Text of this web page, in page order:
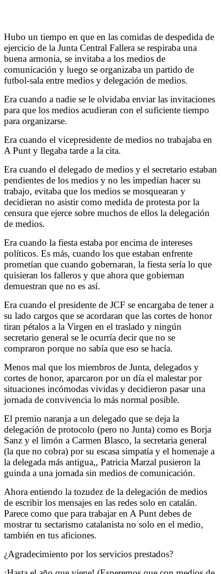
Hubo un tiempo en que en las comidas de despedida de
ejercicio de la Junta Central Fallera se respiraba una
buena armonia, se invitaba a los medios de
comunicación y luego se organizaba un partido de
futbol-sala entre medios y delegación de medios.
Era cuando a nadie se le olvidaba enviar las invitaciones
para que los medios acudieran con el suficiente tiempo
para organizarse.
Era cuando el vicepresidente de medios no trabajaba en
A Punt y llegaba tarde a la cita.
Era cuando el delegado de medios y el secretario estaban
pendientes de los medios y no les impedían hacer su
trabajo, evitaba que los medios se mosquearan y
decidieran no asistir como medida de protesta por la
censura que ejerce sobre muchos de ellos la delegación
de medios.
Era cuando la fiesta estaba por encima de intereses
políticos. Es más, cuando los que estaban enfrente
prometían que cuando gobernaran, la fiesta sería lo que
quisieran los falleros y que ahora que gobiernan
demuestran que no es así.
Era cuando el presidente de JCF se encargaba de tener a
su lado cargos que se acordaran que las cortes de honor
tiran pétalos a la Virgen en el traslado y ningún
secretario general se le ocurría decir que no se
compraron porque no sabía que eso se hacía.
Menos mal que los miembros de Junta, delegados y
cortes de honor, aparcaron por un día el malestar por
situaciones incómodas vividas y decidieron pasar una
jornada de convivencia lo más normal posible.
El premio naranja a un delegado que se deja la
delegación de protocolo (pero no Junta) como es Borja
Sanz y el limón a Carmen Blasco, la secretaria general
(la que no cobra) por su escasa simpatía y el homenaje a
la delegada más antigua,, Patricia Marzal pusieron la
guinda a una jornada sin medios de comunicación.
Ahora entiendo la tozudez de la delegación de medios
de escribir los mensajes en las redes solo en catalán.
Parece como que para trabajar en A Punt debes de
mostrar tu sectarismo catalanista no solo en el medio,
también en tus aficiones.
¿Agradecimiento por los servicios prestados?